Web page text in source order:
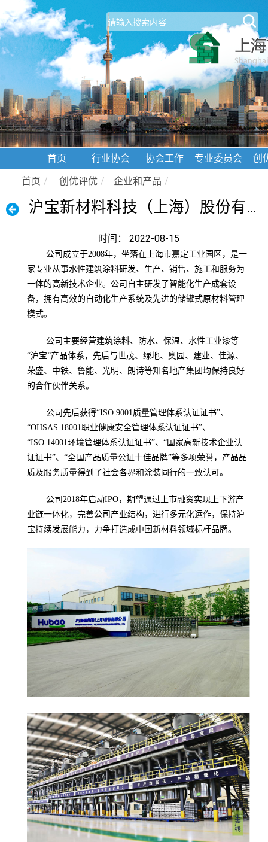
首页 行业协会 协会工作 专业委员会
创
首页 / 创优评优 / 企业和产品 /
沪宝新材料科技（上海）股份有限公司
时间： 2022-08-15
公司成立于2008年，坐落在上海市嘉定工业园区，是一
家专业从事水性建筑涂料研发、生产、销售、施工和服务为
一体的高新技术企业。公司自主研发了智能化生产成套设
备，拥有高效的自动化生产系统及先进的储罐式原材料管理
模式。
公司主要经营建筑涂料、防水、保温、水性工业漆等
“沪宝”产品体系，先后与世茂、绿地、奥园、建业、佳源、
荣盛、中铁、鲁能、光明、朗诗等知名地产集团均保持良好
的合作伙伴关系。
公司先后获得“ISO 9001质量管理体系认证证书”、
“OHSAS 18001职业健康安全管理体系认证证书”、
“ISO 14001环境管理体系认证证书”、“国家高新技术企业认
证证书”、“全国产品质量公证十佳品牌”等多项荣誉，产品品
质及服务质量得到了社会各界和涂装同行的一致认可。
公司 2018年启动IPO，期望通过上市融资实现上下游产
业链一体化，完善公司产业结构，进行多元化运作，保持沪
宝持续发展能力，力争打造成中国新材料领域标杆品牌。